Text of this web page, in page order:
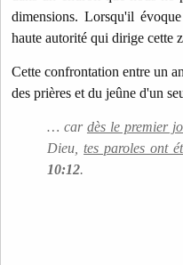
dimensions. Lorsqu'il
haute autorité qui dirige cette
Cette confrontation entre un
des prières et du jeûne d'un
… car dès le premier
Dieu,tes paroles ont
10:12.